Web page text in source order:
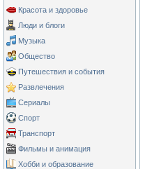
Красота и здоровье
Люди и блоги
Музыка
Общество
Путешествия и события
Развлечения
Сериалы
Спорт
Транспорт
Фильмы и анимация
Хобби и образование